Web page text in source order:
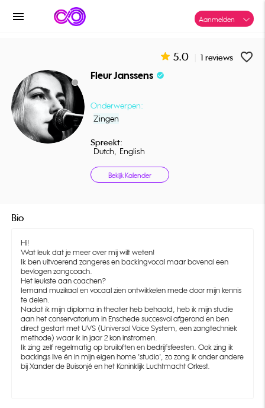
menu Aanmelden
5.0 1 reviews favorite_border
Fleur Janssens check_circle
Onderwerpen:
Zingen
Spreekt:
Dutch,
English
Bekijk Kalender
Bio
Hi!
Wat leuk dat je meer over mij wilt weten!
Ik ben uitvoerend zangeres en backingvocal maar bovenal een
bevlogen zangcoach.
Het leukste aan coachen?
Iemand muzikaal en vocaal zien ontwikkelen mede door mijn kennis
te delen.
Nadat ik mijn diploma in theater heb behaald, heb ik mijn studie
aan het conservatorium in Enschede succesvol afgerond en ben
direct gestart met UVS (Universal Voice System, een zangtechniek
methode) waar ik in jaar 2 kon instromen.
Ik zing zelf regelmatig op bruiloften en bedrijfsfeesten. Ook zing ik
backings live én in mijn eigen home 'studio', zo zong ik onder andere
bij Xander de Buisonjé en het Koninklijk Luchtmacht Orkest.